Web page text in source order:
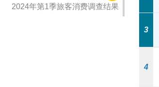
2024年第1季旅客消费调查结果
3
4